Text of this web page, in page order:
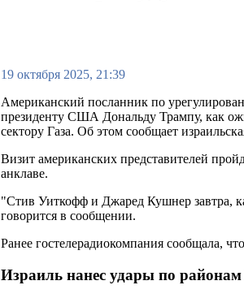
19 октября 2025, 21:39
Американский посланник по
президенту США Дональду Трампу, как
сектору Газа. Об этом сообщает
Визит американских представителей
анклаве.
"Стив Уиткофф и Джаред Кушнер завтра,
говорится в сообщении.
Ранее гостелерадиокомпания сообщала,
Израиль нанес удары по